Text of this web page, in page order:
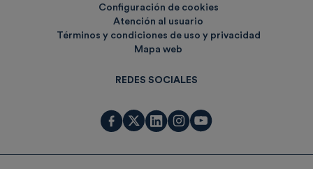
Configuración de cookies
Atención al usuario
Términos y condiciones de uso y privacidad
Mapa web
REDES SOCIALES